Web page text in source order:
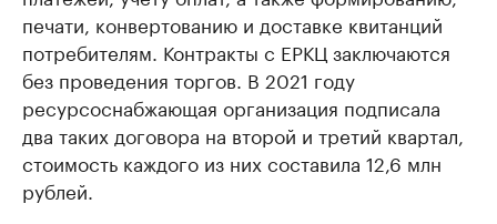
печати, конвертованию и доставке квитанций
потребителям. Контракты с ЕРКЦ заключаются
без проведения торгов. В 2021 году
ресурсоснабжающая организация подписала
два таких договора на второй и третий квартал,
стоимость каждого из них составила 12,6 млн
рублей.